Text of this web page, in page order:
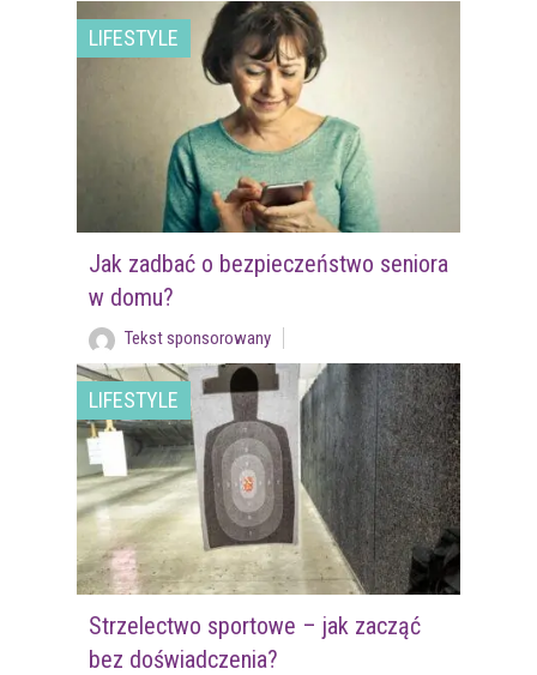
LIFESTYLE
Jak zadbać o bezpieczeństwo seniora
w domu?
Tekst sponsorowany
LIFESTYLE
Strzelectwo sportowe – jak zacząć
bez doświadczenia?